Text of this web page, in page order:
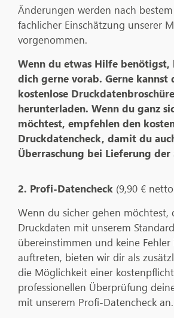
Änderungen werden nach
fachlicher Einschätzung unserer
vorgenommen.
Wenn du etwas Hilfe
dich gerne vorab. Gerne kannst
kostenlose
herunterladen. Wenn du ganz
möchtest, empfehlen den
Druckdatencheck, damit du
Überraschung bei Lieferung
2. Profi-Datencheck (9,90 €
Wenn du sicher gehen möchtest,
Druckdaten mit unserem Standard
übereinstimmen und keine Fehler
auftreten, bieten wir dir als
die Möglichkeit einer
professionellen Überprüfung
mit unserem Profi-Datencheck an.